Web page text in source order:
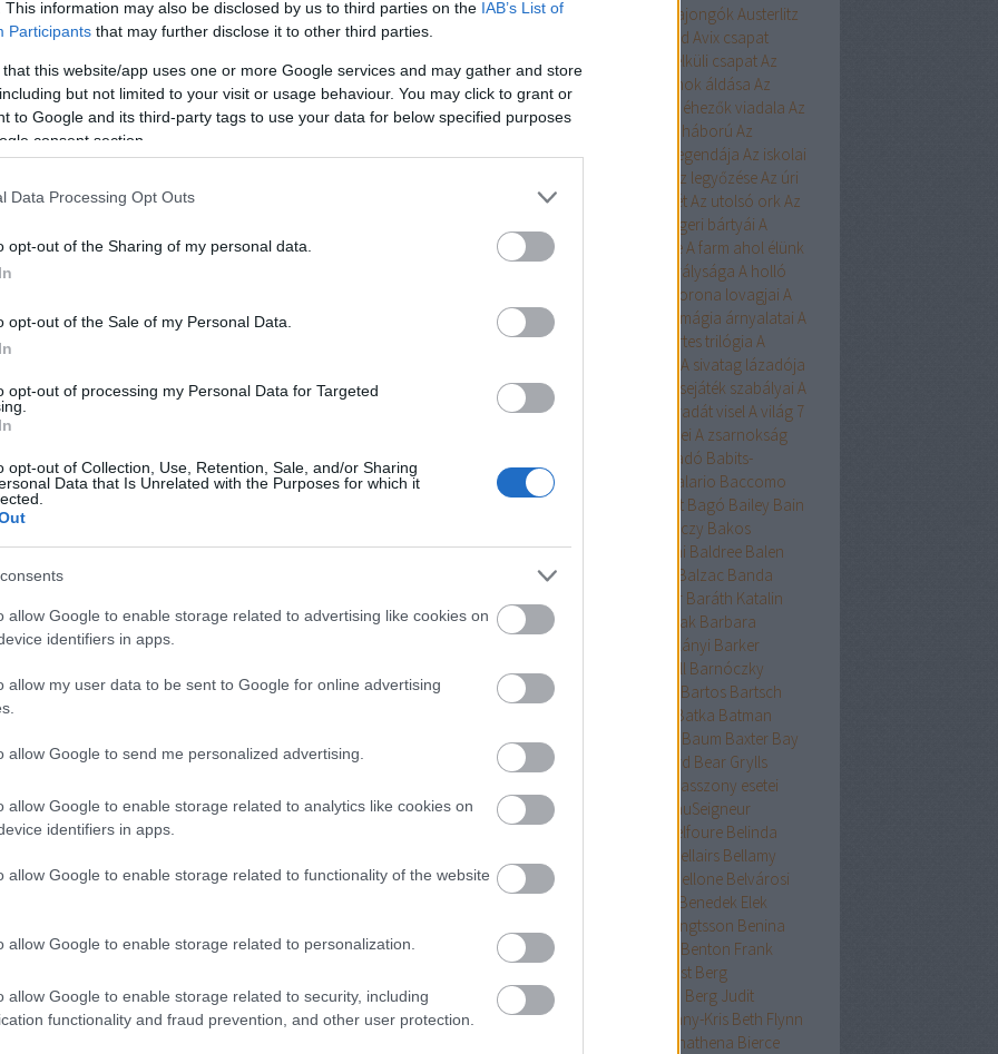
This information may also be disclosed by us to third parties on the IAB’s List of
Participants that may further disclose it to other third parties.
that this website/app uses one or more Google services and may gather and store
but not limited to your visit or usage behaviour. You may click to grant or
to Google and its third-party tags to use your data for below specified purposes
consent section.
Data Processing Opt Outs
opt-out of the Sharing of my personal data.
opt-out of the Sale of my Personal Data.
opt-out of processing my Personal Data for Targeted
opt-out of Collection, Use, Retention, Sale, and/or Sharing
Data that Is Unrelated with the Purposes for which it
allow Google to enable storage related to advertising like cookies on
identifiers in apps.
allow my user data to be sent to Google for online advertising
allow Google to send me personalized advertising.
allow Google to enable storage related to analytics like cookies on
identifiers in apps.
allow Google to enable storage related to functionality of the website
allow Google to enable storage related to personalization.
allow Google to enable storage related to security, including
functionality and fraud prevention, and other user protection.
rejtélyes üzenetes. Natalie élete látszólag tökéletesen
él egy remek férfival, akit a családja is szeret. Az
szemináriumai lehetnének népszerűbbek is. Egy
hogy tartson…
anyaként igyekszik boldogulni, de kénytelen volt
dolgozni. 3 hónapja jegyző egy legfelsőbb bíró
hatással van rá, és…
TOVÁBB
Szólj hozzá!
romantikus Orion tárgyalótermi
anya és Marc házában. Mihez kezdenék Vakarccsal?
Aubert Aurora Austen-rajongók Austerlitz
Aveyard Avix csapat
Awad
Ázsia-saga Az arc nélküli csapatAz
auschwitzi bába
Az égi hivatalnok áldása Az
egydolláros ló
Az éhezők viadala Az
éjszaka hercege
Az első hangy háború Az
elveszett flottaAz északi erdő legendája Az iskolai
Az Olimposz legyőzéseAz úri
csirkefogóAz utolsó huszonhétAz utolsó ork Az
A Birodalom tengeri bártyái A
démoni kultiváció nagymestereA farm ahol élünk
A híd királysága A holló
A korona lovagjai A
levegő népe
A mágia árnyalatai A
mágia rabjai
A nyertes trilógia A
A sivatag lázadója
A szerelem egyenlete
A szerencsejáték szabályai A
szőlő boszorkánya
A tacskó Pradát viselA világ 7
A Yellowstone alfahímjei A zsarnokság
Babilon Kiadó Babits-
gyilkosságok
Baccalario Baccomo
BackmanBaehr Baggot Bagó Bailey Bain
Bakóczy Bakos
Balatoni krimik
Baldini Baldree Balen
Bálint ErikaBallard Balzac Banda
Bán Mór Baráth Katalin
Baráth Viktória
Barátnak tartalak Barbara
Bárkányi Barker
BarlogBarnard Barnhill Barnóczky
Baron
Barreau Bartos Bartsch
Batka Batman
történetekBauer Baum Baxter Bay
Bayard
Bazterrica Beard Bear Grylls
Beatrice Hyde-Clare kisasszony esetei
Beatriz Williams
BeauSeigneur
Beecher Stowe
Belfoure Belinda
Bellairs Bellamy
Creek
Belle Bellinger-nővérek Bellone Belvárosi
Benedek Elek
Bengtsson Benina
Benioff
Benkő
Benton Frank
Berest Berg
Berger&Blom
Berg Judit
BernardBerry Bethany-Kris Beth Flynn
Bhathena Bierce